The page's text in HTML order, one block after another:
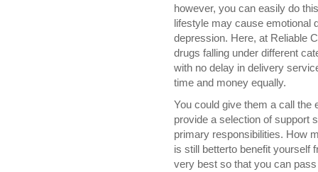
however, you can easily do
lifestyle may cause emotional
depression. Here, at Reliable
drugs falling under different
with no delay in delivery
time and money equally.
You could give them a call
provide a selection of support
primary responsibilities. How
is still betterto benefit yourself
very best so that you can